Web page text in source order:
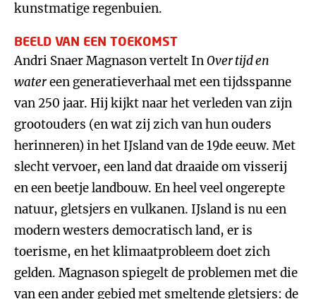
kunstmatige regenbuien.
BEELD VAN EEN TOEKOMST
Andri Snaer Magnason vertelt InOver tijd en
watereen generatieverhaal met een tijdsspanne
van 250 jaar. Hij kijkt naar het verleden van zijn
grootouders (en wat zij zich van hun ouders
herinneren) in het IJsland van de 19de eeuw. Met
slecht vervoer, een land dat draaide om visserij
en een beetje landbouw. En heel veel ongerepte
natuur, gletsjers en vulkanen. IJsland is nu een
modern westers democratisch land, er is
toerisme, en het klimaatprobleem doet zich
gelden. Magnason spiegelt de problemen met die
van een ander gebied met smeltende gletsjers: de